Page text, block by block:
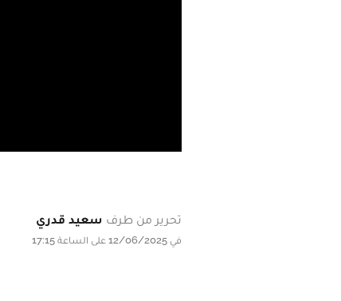
تحرير من طرف سعيد قدري
في 12/06/2025 على الساعة 17:15